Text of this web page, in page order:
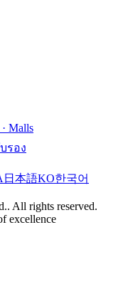
Malls
รอง
日本語KO한국어
. All rights reserved.
excellence